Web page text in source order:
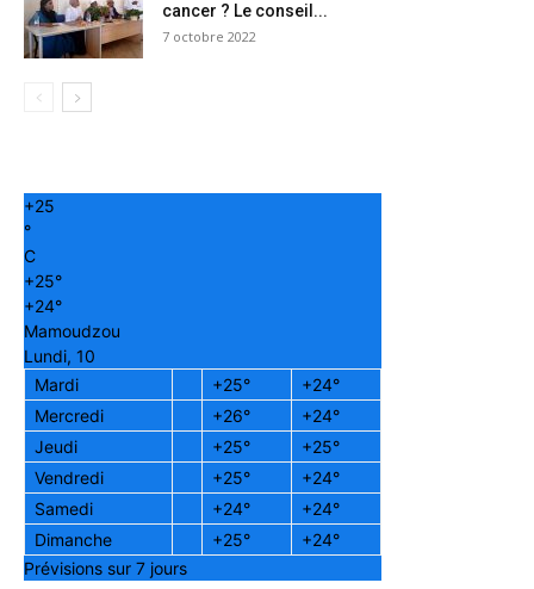
cancer ? Le conseil...
7 octobre 2022
+25
°
C
+25°
+24°
Mamoudzou
Lundi, 10
Mardi
+25° +24°
Mercredi
+26° +24°
Jeudi
+25° +25°
Vendredi
+25° +24°
Samedi
+24° +24°
Dimanche
+25° +24°
Prévisions sur 7 jours